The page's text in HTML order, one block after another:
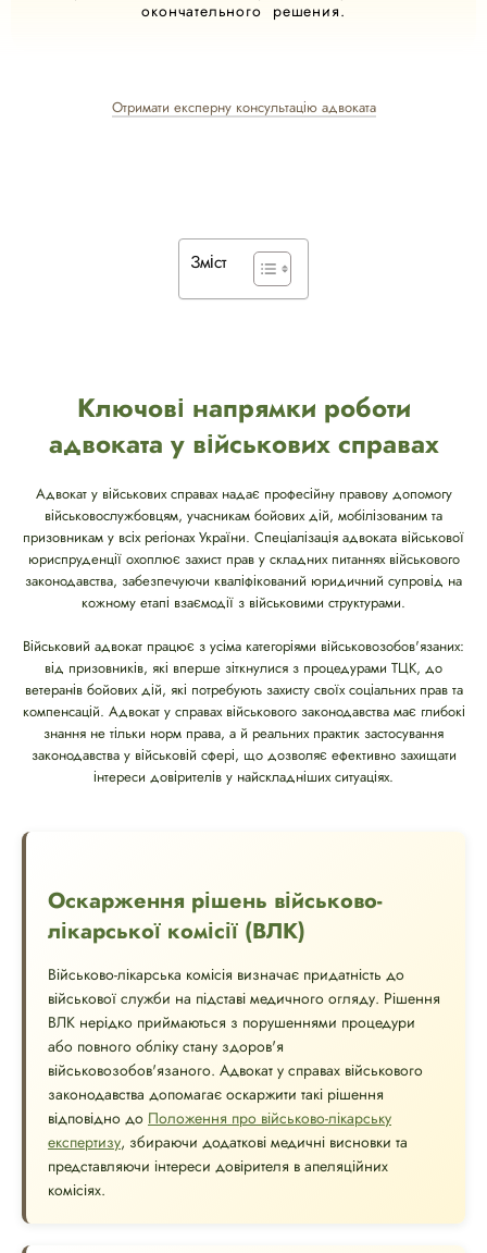
окончательного решения.
Отримати експерну консультацію адвоката
Зміст
Ключові напрямки роботи
адвоката у військових справах
Адвокат у військових справах надає професійну правову допомогу
військовослужбовцям, учасникам бойових дій, мобілізованим та
призовникам у всіх регіонах України. Спеціалізація адвоката військової
юриспруденції охоплює захист прав у складних питаннях військового
законодавства, забезпечуючи кваліфікований юридичний супровід на
кожному етапі взаємодії з військовими структурами.
Військовий адвокат працює з усіма категоріями військовозобов'язаних:
від призовників, які вперше зіткнулися з процедурами ТЦК, до
ветеранів бойових дій, які потребують захисту своїх соціальних прав та
компенсацій. Адвокат у справах військового законодавства має глибокі
знання не тільки норм права, а й реальних практик застосування
законодавства у військовій сфері, що дозволяє ефективно захищати
інтереси довірителів у найскладніших ситуаціях.
Оскарження рішень військово-
лікарської комісії (ВЛК)
Військово-лікарська комісія визначає придатність до
військової служби на підставі медичного огляду. Рішення
ВЛК нерідко приймаються з порушеннями процедури
або повного обліку стану здоров'я
військовозобов'язаного. Адвокат у справах військового
законодавства допомагає оскаржити такі рішення
відповідно до Положення про військово-лікарську
експертизу, збираючи додаткові медичні висновки та
представляючи інтереси довірителя в апеляційних
комісіях.